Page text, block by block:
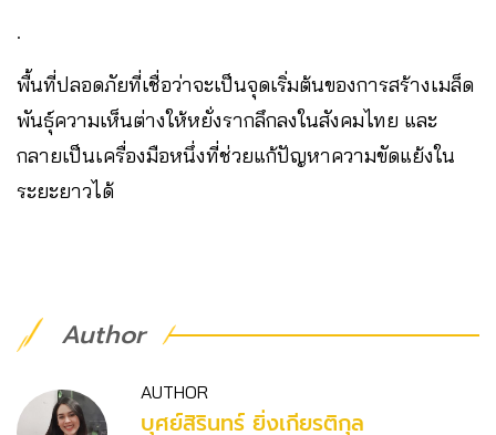
.
พื้นที่ปลอดภัยที่เชื่อว่าจะเป็นจุดเริ่มต้นของการสร้างเมล็ด
พันธุ์ความเห็นต่างให้หยั่งรากลึกลงในสังคมไทย และ
กลายเป็นเครื่องมือหนึ่งที่ช่วยแก้ปัญหาความขัดแย้งใน
ระยะยาวได้
Author
AUTHOR
บุศย์สิรินทร์ ยิ่งเกียรติกุล